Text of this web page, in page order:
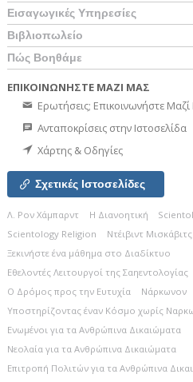
Εισαγωγικές Υπηρεσίες
Βιβλιοπωλείο
Πώς Βοηθάμε
ΕΠΙΚΟΙΝΩΝΗΣΤΕ ΜΑΖΙ ΜΑΣ
Ερωτήσεις; Επικοινωνήστε
Ανταποκρίσεις στην Ιστοσελίδα
Χάρτης & Οδηγίες
Σχετικές Ιστοσελίδες
Λ. Ρον Χάμπαρντ Η Διανοητική
Scientology Religion
Ντέιβιντ Μισκάβιτς
Ξεκινήστε ένα μάθημα στο Διαδίκτυο
Εθελοντές Λειτουργοί της Σαηεντολογίας
Ο Δρόμος προς την Ευτυχία
Νάρκωνον
Υποστηρίζοντας έναν Κόσμο χωρίς
Ενωµένοι για τα Ανθρώπινα Δικαιώµατα
Νεολαία για τα Ανθρώπινα Δικαιώματα
Επιτροπή Πολιτών για τα Ανθρώπινα